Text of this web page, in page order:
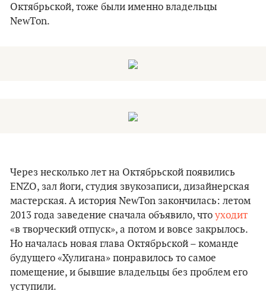
Октябрьской, тоже были именно владельцы
NewTon.
Через несколько лет на Октябрьской появились
ENZO, зал йоги, студия звукозаписи, дизайнерская
мастерская. А история NewTon закончилась: летом
2013 года заведение сначала объявило, что уходит
«‎в творческий отпуск», а потом и вовсе закрылось.
Но началась новая глава Октябрьской – команде
будущего «‎Хулигана» понравилось то самое
помещение, и бывшие владельцы без проблем его
уступили.